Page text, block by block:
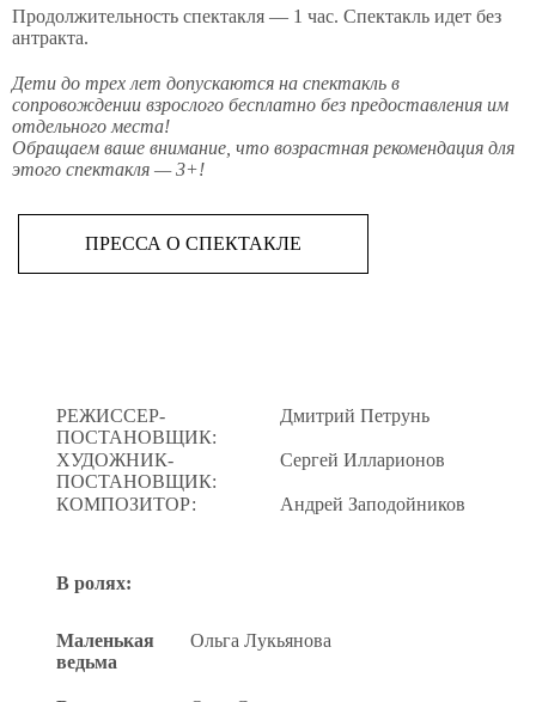
Продолжительность спектакля — 1 час. Спектакль идет без
антракта.
Дети до трех лет допускаются на спектакль в
сопровождении взрослого бесплатно без предоставления им
отдельного места!
Обращаем ваше внимание, что возрастная рекомендация для
этого спектакля — 3+!
ПРЕССА О СПЕКТАКЛЕ
РЕЖИССЕР-
ПОСТАНОВЩИК:
Дмитрий Петрунь
ХУДОЖНИК-
ПОСТАНОВЩИК:
Сергей Илларионов
КОМПОЗИТОР: Андрей Заподойников
В ролях:
Маленькая
ведьма
Ольга Лукьянова